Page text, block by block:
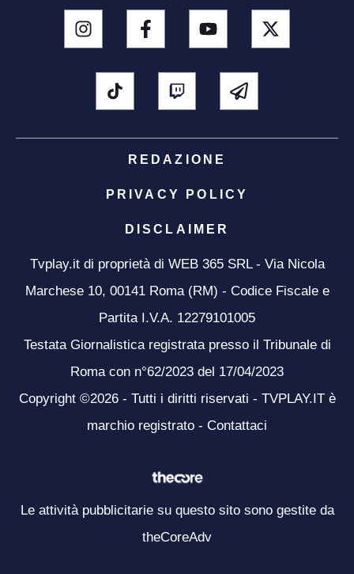
REDAZIONE
PRIVACY POLICY
DISCLAIMER
Tvplay.it di proprietà di WEB 365 SRL - Via Nicola
Marchese 10, 00141 Roma (RM) - Codice Fiscale e
Partita I.V.A. 12279101005
Testata Giornalistica registrata presso il Tribunale di
Roma con n°62/2023 del 17/04/2023
Copyright ©2026 - Tutti i diritti riservati - TVPLAY.IT è
marchio registrato - Contattaci
Le attività pubblicitarie su questo sito sono gestite da
theCoreAdv